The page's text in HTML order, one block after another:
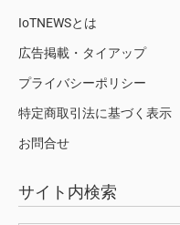
IoTNEWSとは
広告掲載・タイアップ
プライバシーポリシー
特定商取引法に基づく表示
お問合せ
サイト内検索